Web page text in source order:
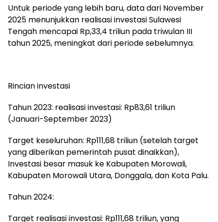
Untuk periode yang lebih baru, data dari November
2025 menunjukkan realisasi investasi Sulawesi
Tengah mencapai Rp,33,4 triliun pada triwulan III
tahun 2025, meningkat dari periode sebelumnya.
Rincian investasi
Tahun 2023: realisasi investasi: Rp83,61 triliun
(Januari-September 2023)
Target keseluruhan: Rp111,68 triliun (setelah target
yang diberikan pemerintah pusat dinaikkan),
Investasi besar masuk ke Kabupaten Morowali,
Kabupaten Morowali Utara, Donggala, dan Kota Palu.
Tahun 2024:
Target realisasi investasi: Rp111,68 triliun, yang